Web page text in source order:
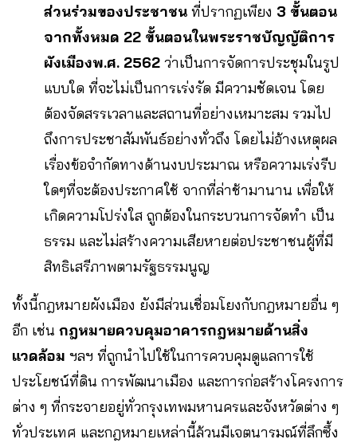
ส่วนร่วมของประชาชน ที่ปรากฏเพียง 3 ขั้นตอน
จากทั้งหมด 22 ขั้นตอนในพระราชบัญญัติการ
ผังเมืองพ.ศ. 2562 ว่าเป็นการจัดการประชุมในรูป
แบบใด ที่จะไม่เป็นการเร่งรัด มีความชัดเจน โดย
ต้องจัดสรรเวลาและสถานที่อย่างเหมาะสม รวมไป
ถึงการประชาสัมพันธ์อย่างทั่วถึง โดยไม่อ้างเหตุผล
เรื่องข้อจำกัดทางด้านงบประมาณ หรือความเร่งรีบ
ใดๆที่จะต้องประกาศใช้ จากที่ล่าช้ามานาน เพื่อให้
เกิดความโปร่งใส ถูกต้องในกระบวนการจัดทำ เป็น
ธรรม และไม่สร้างความเสียหายต่อประชาชนผู้ที่มี
สิทธิเสรีภาพตามรัฐธรรมนูญ
ทั้งนี้กฎหมายผังเมือง ยังมีส่วนเชื่อมโยงกับกฎหมายอื่น ๆ
อีก เช่น กฎหมายควบคุมอาคารกฎหมายด้านสิ่ง
แวดล้อม ฯลฯ ที่ถูกนำไปใช้ในการควบคุมดูแลการใช้
ประโยชน์ที่ดิน การพัฒนาเมือง และการก่อสร้างโครงการ
ต่าง ๆ ที่กระจายอยู่ทั่วกรุงเทพมหานครและจังหวัดต่าง ๆ
ทั่วประเทศ และกฎหมายเหล่านี้ล้วนมีเจตนารมณ์ที่ลึกซึ้ง